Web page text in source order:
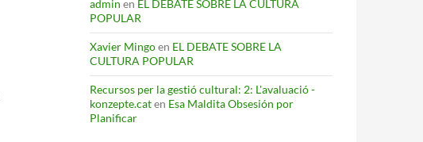
admin en EL DEBATE SOBRE LA CULTURA
POPULAR
Xavier Mingoen EL DEBATE SOBRE LA
CULTURA POPULAR
Recursos per la gestió cultural: 2: L'avaluació -
konzepte.caten Esa Maldita Obsesión por
Planificar